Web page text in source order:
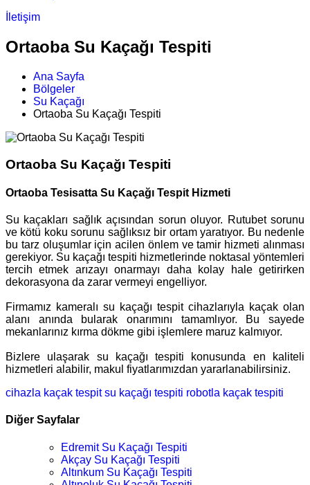
İletişim
Ortaoba Su Kaçağı Tespiti
Ana Sayfa
Bölgeler
Su Kaçağı
Ortaoba Su Kaçağı Tespiti
Ortaoba Su Kaçağı Tespiti
Ortaoba Tesisatta Su Kaçağı Tespit Hizmeti
Su kaçakları sağlık açısından sorun oluyor. Rutubet sorunu
ve kötü koku sorunu sağlıksız bir ortam yaratıyor. Bu nedenle
bu tarz oluşumlar için acilen önlem ve tamir hizmeti alınması
gerekiyor. Su kaçağı tespiti hizmetlerinde noktasal yöntemleri
tercih etmek arızayı onarmayı daha kolay hale getirirken
dekorasyona da zarar vermeyi engelliyor.
Firmamız kameralı su kaçağı tespit cihazlarıyla kaçak olan
alanı anında bularak onarımını tamamlıyor. Bu sayede
mekanlarınız kırma dökme gibi işlemlere maruz kalmıyor.
Bizlere ulaşarak su kaçağı tespiti konusunda en kaliteli
hizmetleri alabilir, makul fiyatlarımızdan yararlanabilirsiniz.
cihazla kaçak tespitsu kaçağı tespiti robotla kaçak tespiti
Diğer Sayfalar
Edremit Su Kaçağı Tespiti
Akçay Su Kaçağı Tespiti
Altınkum Su Kaçağı Tespiti